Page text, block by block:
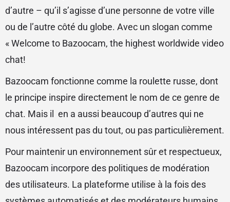
d’autre – qu’il s’agisse d’une personne de votre ville
ou de l’autre côté du globe. Avec un slogan comme
« Welcome to Bazoocam, the highest worldwide video
chat!
Bazoocam fonctionne comme la roulette russe, dont
le principe inspire directement le nom de ce genre de
chat. Mais il en a aussi beaucoup d’autres qui ne
nous intéressent pas du tout, ou pas particulièrement.
Pour maintenir un environnement sûr et respectueux,
Bazoocam incorpore des politiques de modération
des utilisateurs. La plateforme utilise à la fois des